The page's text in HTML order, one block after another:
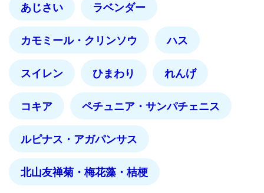
あじさい ラベンダー
カモミール・クリンソウ ハス
スイレン ひまわり れんげ
コキア ペチュニア・サンパチェニス
ルピナス・アガパンサス
北山友禅菊・梅花藻・桔梗